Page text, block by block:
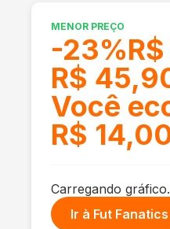
MENOR PREÇO
-23%
R$
Você
R$
Carregando
Ir à Fut Fanatics